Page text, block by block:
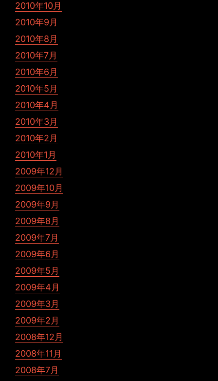
2010年10月
2010年9月
2010年8月
2010年7月
2010年6月
2010年5月
2010年4月
2010年3月
2010年2月
2010年1月
2009年12月
2009年10月
2009年9月
2009年8月
2009年7月
2009年6月
2009年5月
2009年4月
2009年3月
2009年2月
2008年12月
2008年11月
2008年7月